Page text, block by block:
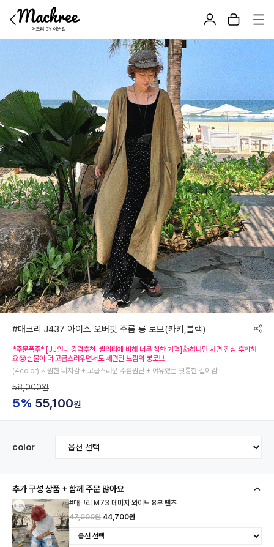
#매크리 J437 아이스 오버핏 주름 롱 로브(카키,블랙)
*주문폭주* [JJ언니 강력추천-퀄리티에 비해 너무 착한 가격]👍하나만 사면 진심 후회해
요😭실물이 더 고급스러우면서도 세련된 느낌의 롱로브
(4color) 시원한 터치감 + 고급스러운 주름원단 + 여유있는 핏롱한 길이감
58,000원
5% 55,100원
color
추가 구성 상품 + 함께 주문 많아요
#매크리 M73 데미지 와이드 8부 팬츠
47,000원 44,700원